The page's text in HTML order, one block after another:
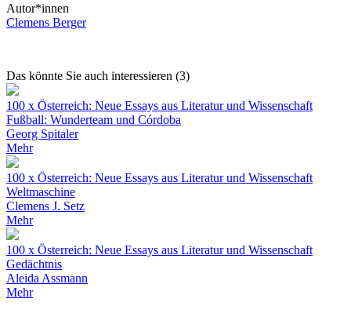
Autor*innen
Clemens Berger
Das könnte Sie auch interessieren (3)
100 x Österreich: Neue Essays aus Literatur und Wissenschaft
Fußball: Wunderteam und Córdoba
Georg Spitaler
Mehr
100 x Österreich: Neue Essays aus Literatur und Wissenschaft
Weltmaschine
Clemens J. Setz
Mehr
100 x Österreich: Neue Essays aus Literatur und Wissenschaft
Gedächtnis
Aleida Assmann
Mehr